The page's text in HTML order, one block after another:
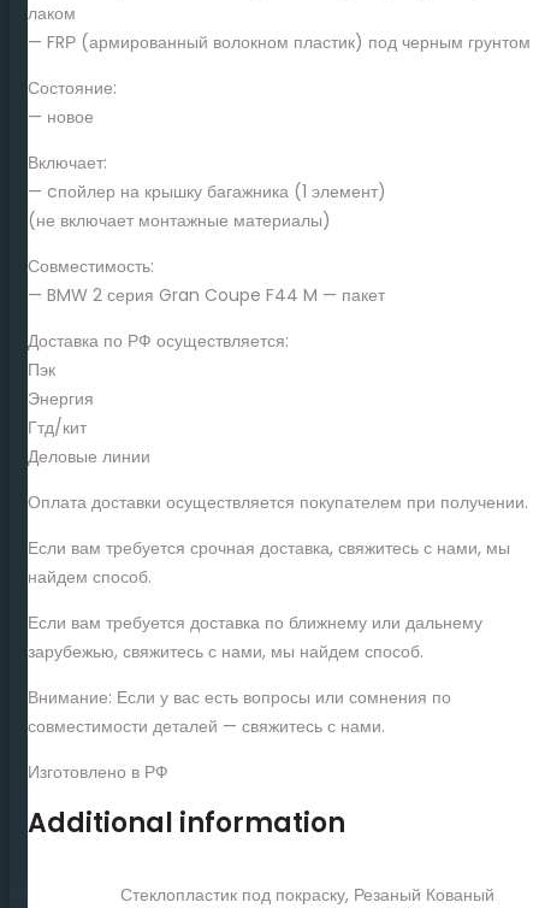
лаком
— FRР (армированный волокном пластик) под черным грунтом
Состояние:
— новое
Включает:
— cпойлер на крышку багажника (1 элемент)
(не включает монтажные материалы)
Совместимость:
— BMW 2 серия Gran Coupe F44 M — пакет
Доставка по РФ осуществляется:
Пэк
Энергия
Гтд/кит
Деловые линии
Оплата доставки осуществляется покупателем при получении.
Если вам требуется срочная доставка, свяжитесь с нами, мы
найдем способ.
Если вам требуется доставка по ближнему или дальнему
зарубежью, свяжитесь с нами, мы найдем способ.
Внимание: Если у вас есть вопросы или сомнения по
совместимости деталей — свяжитесь с нами.
Изготовлено в РФ
Additional information
Стеклопластик под покраску, Резаный Кованый